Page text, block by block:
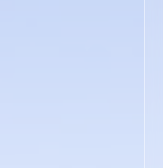
直感！